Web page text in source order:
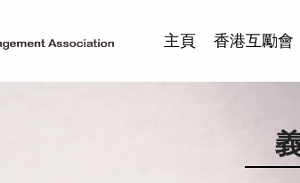
主頁 香港互勵會